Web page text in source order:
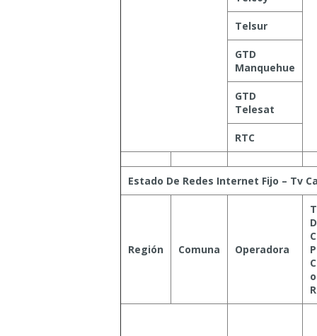
Telsur
GTD
Manquehue
GTD
Telesat
RTC
Estado De Redes Internet Fijo – Tv
Región Comuna Operadora